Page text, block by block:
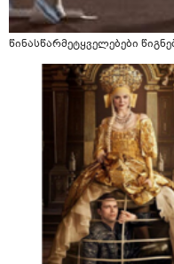
წინასწარმეტყველებები